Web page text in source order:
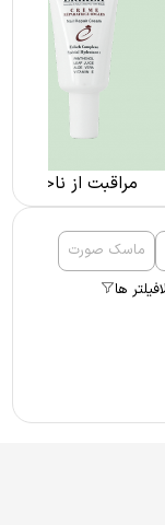
مراقبت از ناخن
ماسک صورت
فیلتر ها